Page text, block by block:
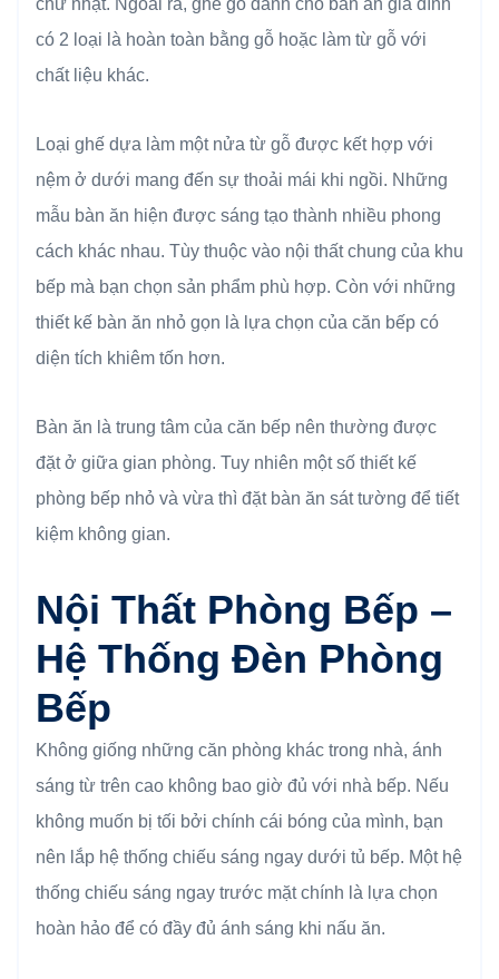
có 2 loại là hoàn toàn bằng gỗ hoặc làm từ gỗ với
chất liệu khác.
Loại ghế dựa làm một nửa từ gỗ được kết hợp với
nệm ở dưới mang đến sự thoải mái khi ngồi. Những
mẫu bàn ăn hiện được sáng tạo thành nhiều phong
cách khác nhau. Tùy thuộc vào nội thất chung của khu
bếp mà bạn chọn sản phẩm phù hợp. Còn với những
thiết kế bàn ăn nhỏ gọn là lựa chọn của căn bếp có
diện tích khiêm tốn hơn.
Bàn ăn là trung tâm của căn bếp nên thường được
đặt ở giữa gian phòng. Tuy nhiên một số thiết kế
phòng bếp nhỏ và vừa thì đặt bàn ăn sát tường để tiết
kiệm không gian.
Nội Thất Phòng Bếp –
Hệ Thống Đèn Phòng
Bếp
Không giống những căn phòng khác trong nhà, ánh
sáng từ trên cao không bao giờ đủ với nhà bếp. Nếu
không muốn bị tối bởi chính cái bóng của mình, bạn
nên lắp hệ thống chiếu sáng ngay dưới tủ bếp. Một hệ
thống chiếu sáng ngay trước mặt chính là lựa chọn
hoàn hảo để có đầy đủ ánh sáng khi nấu ăn.